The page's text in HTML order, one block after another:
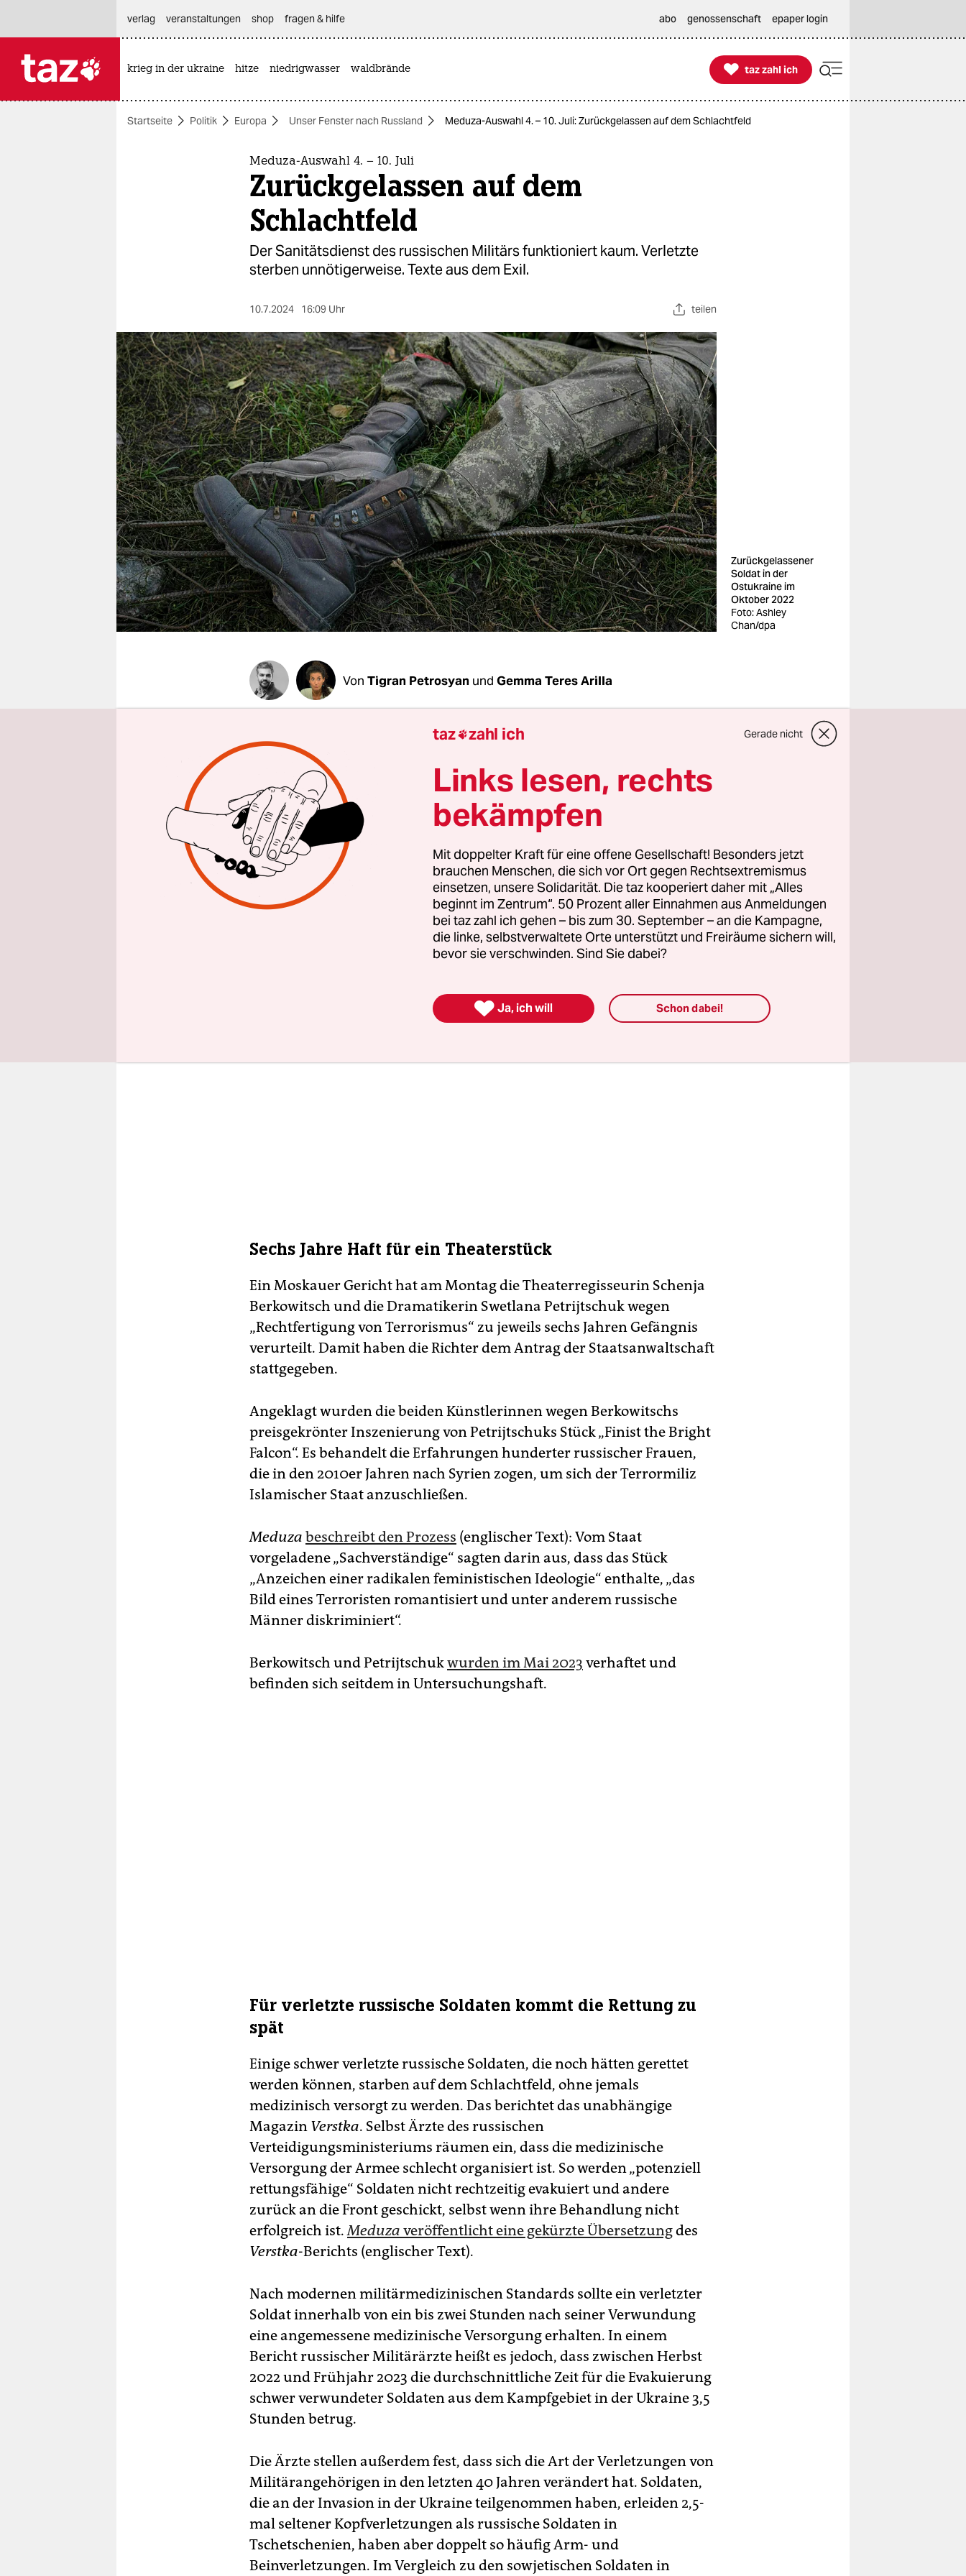
themen
nord
wahrheit
verlag
verlag
veranstaltungen
shop
fragen & hilfe
unterstützen
abo
genossenschaft
verlag
veranstaltungen shop fragen & hilfe abo genossenschaft epaper login
krieg in der ukraine hitze niedrigwasser waldbrände 
taz zahl ich
taz zahl ich
Startseite Politik Europa Unser Fenster nach Russland Meduza-Auswahl 4. – 10. Juli: Zurückgelassen auf dem Schlachtfeld
Meduza-Auswahl 4. – 10. Juli
Zurückgelassen auf dem
Schlachtfeld
Der Sanitätsdienst des russischen Militärs funktioniert kaum. Verletzte
sterben unnötigerweise. Texte aus dem Exil.
10.7.2024 16:09 Uhr teilen
Zurückgelassener
Soldat in der
Ostukraine im
Oktober 2022
Foto: Ashley
Chan/dpa
Von Tigran Petrosyan und Gemma Teres Arilla
Dasrussisch englischsprachigePortal Meduza zählt zu den
wichtigsten unabhängigen russischen Medien.
Meduza in Russland komplett verboten. Doch Meduza erhebt weiterhin
seine Stimme gegen den Krieg – aus dem Exil. Die taz präsentiert seit 1.
März 2023 unter
taz.de/meduzaimmer mittwochs in einer
wöchentlichen Auswahl, worüber Meduza aktuell berichtet. Das Projekt
wird von dertaz Panter Stiftunggefördert.
In der Woche vom 4. bis zum 10. Juli 2024berichteteMeduzaunter
anderem über folgende Themen:
Sechs Jahre Haft für ein Theaterstück
Ein Moskauer Gericht hat am Montag die Theaterregisseurin Schenja
Berkowitsch und die Dramatikerin Swetlana Petrijtschuk wegen
„Rechtfertigung von Terrorismus“ zu jeweils sechs Jahren Gefängnis
verurteilt. Damit haben die Richter dem Antrag der Staatsanwaltschaft
stattgegeben.
Angeklagt wurden die beiden Künstlerinnen wegen Berkowitschs
preisgekrönter Inszenierung von Petrijtschuks Stück „Finist the Bright
Falcon“. Es behandelt die Erfahrungen hunderter russischer Frauen,
die in den 2010er Jahren nach Syrien zogen, um sich der Terrormiliz
Islamischer Staat anzuschließen.
Meduza beschreibt den Prozess (englischer Text): Vom Staat
vorgeladene „Sachverständige“ sagten darin aus, dass das Stück
„Anzeichen einer radikalen feministischen Ideologie“ enthalte, „das
Bild eines Terroristen romantisiert und unter anderem russische
Männer diskriminiert“.
Berkowitsch und Petrijtschukwurden im Mai 2023 verhaftet und
befinden sich seitdem in Untersuchungshaft.
Für verletzte russische Soldaten kommt die Rettung zu
spät
Einige schwer verletzte russische Soldaten, die noch hätten gerettet
werden können, starben auf dem Schlachtfeld, ohne jemals
medizinisch versorgt zu werden. Das berichtet das unabhängige
Magazin Verstka. Selbst Ärzte des russischen
Verteidigungsministeriums räumen ein, dass die medizinische
Versorgung der Armee schlecht organisiert ist. So werden „potenziell
rettungsfähige“ Soldaten nicht rechtzeitig evakuiert und andere
zurück an die Front geschickt, selbst wenn ihre Behandlung nicht
erfolgreich ist.Meduza veröffentlicht eine gekürzte Übersetzungdes
Verstka-Berichts (englischer Text).
Nach modernen militärmedizinischen Standards sollte ein verletzter
Soldat innerhalb von ein bis zwei Stunden nach seiner Verwundung
eine angemessene medizinische Versorgung erhalten. In einem
Bericht russischer Militärärzte heißt es jedoch, dass zwischen Herbst
2022 und Frühjahr 2023 die durchschnittliche Zeit für die Evakuierung
schwer verwundeter Soldaten aus dem Kampfgebiet in der Ukraine 3,5
Stunden betrug.
Die Ärzte stellen außerdem fest, dass sich die Art der Verletzungen von
Militärangehörigen in den letzten 40 Jahren verändert hat. Soldaten,
die an der Invasion in der Ukraine teilgenommen haben, erleiden 2,5-
mal seltener Kopfverletzungen als russische Soldaten in
Tschetschenien, haben aber doppelt so häufig Arm- und
Beinverletzungen. Im Vergleich zu den sowjetischen Soldaten in
taz zahl ich Gerade nicht
Links lesen, rechts
bekämpfen
Mit doppelter Kraft für eine offene Gesellschaft! Besonders jetzt
brauchen Menschen, die sich vor Ort gegen Rechtsextremismus
einsetzen, unsere Solidarität. Die taz kooperiert daher mit „Alles
beginnt im Zentrum“. 50 Prozent aller Einnahmen aus Anmeldungen
bei taz zahl ich gehen – bis zum 30. September – an die Kampagne,
die linke, selbstverwaltete Orte unterstützt und Freiräume sichern will,
bevor sie verschwinden. Sind Sie dabei?
 Ja, ich will Schon dabei!